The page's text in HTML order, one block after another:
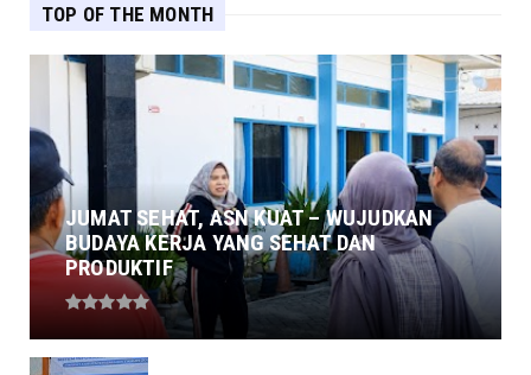
TOP OF THE MONTH
JUMAT SEHAT, ASN KUAT – WUJUDKAN
BUDAYA KERJA YANG SEHAT DAN
PRODUKTIF